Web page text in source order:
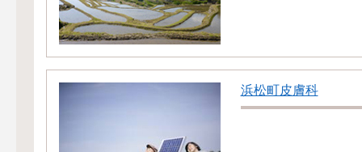
浜松町皮膚科